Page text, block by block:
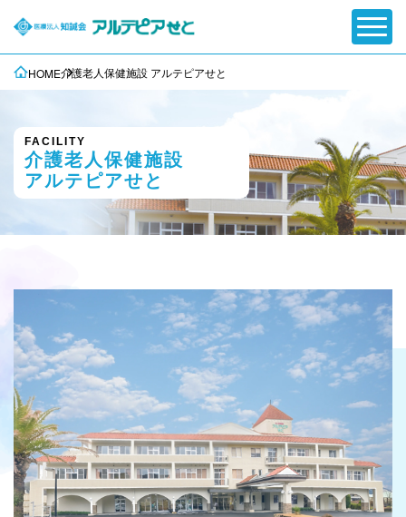
HOME介護老人保健施設 アルテピアせと
FACILITY
介護老人保健施設
アルテピアせと